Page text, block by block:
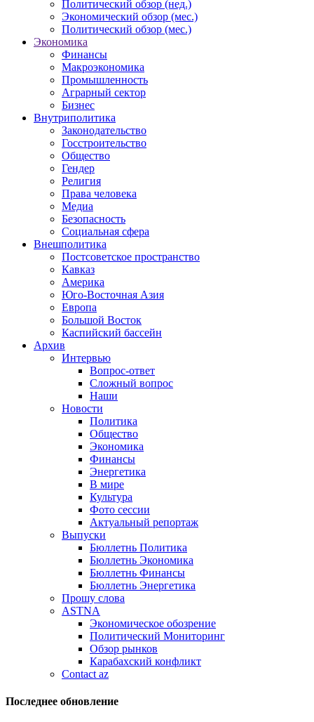
Политический обзор (нед.)
Экономический обзор (мес.)
Политический обзор (мес.)
Экономика
Финансы
Макроэкономика
Промышленность
Аграрный сектор
Бизнес
Внутриполитика
Законодательство
Госстроительство
Общество
Гендер
Религия
Права человека
Медиа
Безопасность
Социальная сфера
Внешполитика
Постсоветское пространство
Кавказ
Америка
Юго-Восточная Азия
Европа
Большой Восток
Каспийский бассейн
Архив
Интервью
Вопрос-ответ
Сложный вопрос
Наши
Новости
Политика
Общество
Экономика
Финансы
Энергетика
В мире
Культура
Фото сессии
Актуальный репортаж
Выпуски
Бюллетнь Политика
Бюллетнь Экономика
Бюллетнь Финансы
Бюллетнь Энергетика
Прошу слова
ASTNA
Экономическое обозрение
Политический Мониторинг
Обзор рынков
Карабахский конфликт
Contact az
Последнее обновление